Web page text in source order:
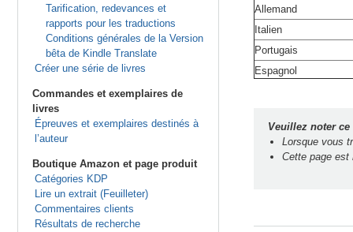
Tarification, redevances et
rapports pour les traductions
Conditions générales de la Version
bêta de Kindle Translate
Créer une série de livres
Commandes et exemplaires de
livres
Épreuves et exemplaires destinés à
l’auteur
Boutique Amazon et page produit
Catégories KDP
Lire un extrait (Feuilleter)
Commentaires clients
Résultats de recherche
Allemand
Italien
Portugais
Espagnol
Veuillez noter
Lorsque vous
Cette page est